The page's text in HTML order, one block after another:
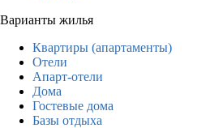
Варианты жилья
Квартиры (апартаменты)
Отели
Апарт-отели
Дома
Гостевые дома
Базы отдыха